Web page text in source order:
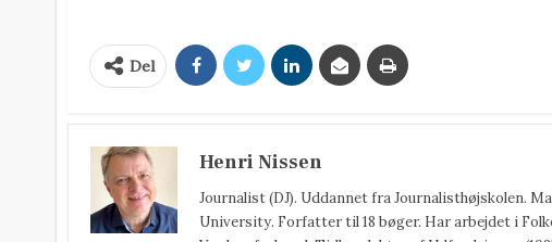
Del
Henri Nissen
Journalist (DJ). Uddannet fra Journalisthøjskolen.
University. Forfatter til 18 bøger. Har arbejdet i